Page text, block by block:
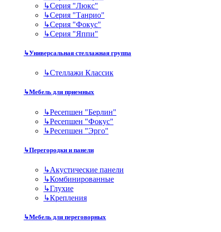
↳Серия "Люкс"
↳Серия "Танрио"
↳Серия "Фокус"
↳Серия "Яппи"
↳Универсальная стеллажная группа
↳Стеллажи Классик
↳Мебель для приемных
↳Ресепшен "Берлин"
↳Ресепшен "Фокус"
↳Ресепшен "Эрго"
↳Перегородки и панели
↳Акустические панели
↳Комбинированные
↳Глухие
↳Крепления
↳Мебель для переговорных